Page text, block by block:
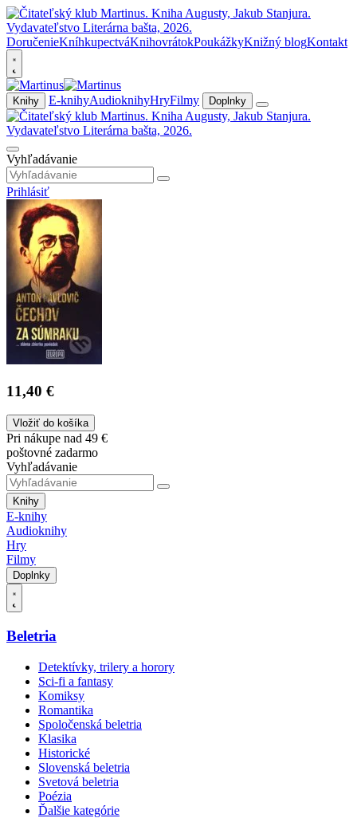
DoručenieKníhkupectváKnihovrátokPoukážkyKnižný blogKontakt
Knihy E-knihyAudioknihyHryFilmy Doplnky
Vyhľadávanie
Prihlásiť
11,40 €
Vložiť do košíka
Pri nákupe nad 49 €
poštovné zadarmo
Vyhľadávanie
Knihy
E-knihy
Audioknihy
Hry
Filmy
Doplnky
Beletria
Detektívky, trilery a horory
Sci-fi a fantasy
Komiksy
Romantika
Spoločenská beletria
Klasika
Historické
Slovenská beletria
Svetová beletria
Poézia
Ďalšie kategórie